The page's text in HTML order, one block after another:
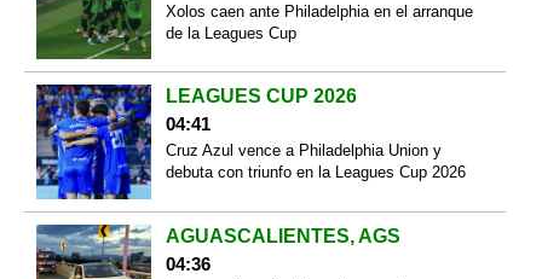
Xolos caen ante Philadelphia en el arranque
de la Leagues Cup
LEAGUES CUP 2026
04:41
Cruz Azul vence a Philadelphia Union y
debuta con triunfo en la Leagues Cup 2026
AGUASCALIENTES, AGS
04:36